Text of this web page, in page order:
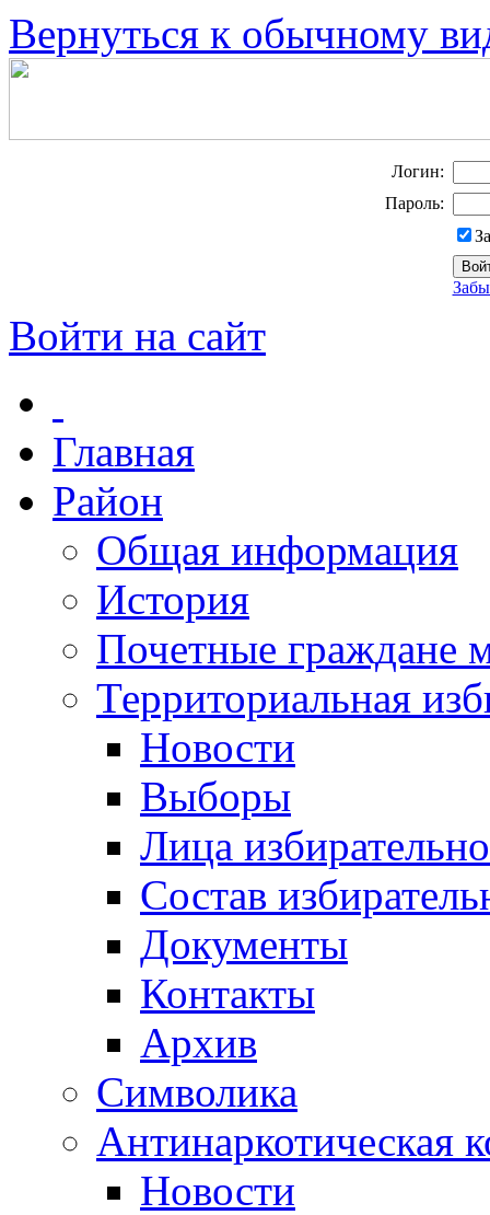
Вернуться к обычному
Логин:
Пароль:
Войти на сайт
Главная
Район
Общая информация
История
Почетные граждане
Территориальная
Новости
Выборы
Лица
Состав
Документы
Контакты
Архив
Символика
Антинаркотическая
Новости